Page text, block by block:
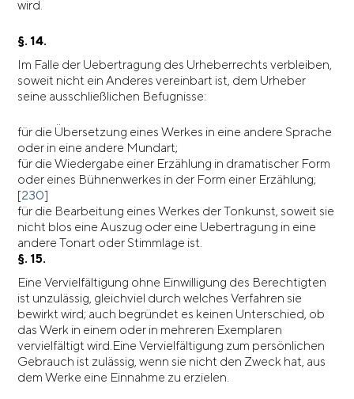
wird.
§. 14.
Im Falle der Uebertragung des Urheberrechts verbleiben,
soweit nicht ein Anderes vereinbart ist, dem Urheber
seine ausschließlichen Befugnisse:
für die Übersetzung eines Werkes in eine andere Sprache
oder in eine andere Mundart;
für die Wiedergabe einer Erzählung in dramatischer Form
oder eines Bühnenwerkes in der Form einer Erzählung;
[230]
für die Bearbeitung eines Werkes der Tonkunst, soweit sie
nicht blos eine Auszug oder eine Uebertragung in eine
andere Tonart oder Stimmlage ist.
§. 15.
Eine Vervielfältigung ohne Einwilligung des Berechtigten
ist unzulässig, gleichviel durch welches Verfahren sie
bewirkt wird; auch begründet es keinen Unterschied, ob
das Werk in einem oder in mehreren Exemplaren
vervielfältigt wird.Eine Vervielfältigung zum persönlichen
Gebrauch ist zulässig, wenn sie nicht den Zweck hat, aus
dem Werke eine Einnahme zu erzielen.